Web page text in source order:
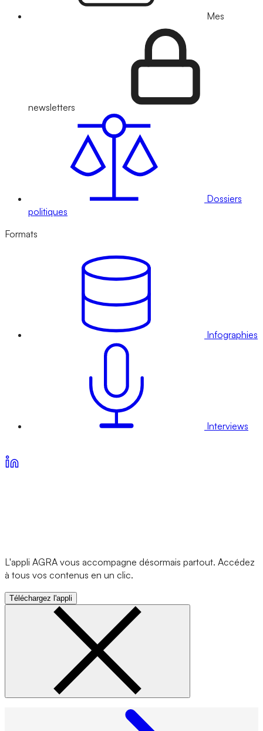
Mes
newsletters
Dossiers
politiques
Formats
Infographies
Interviews
L'appli AGRA vous accompagne désormais partout. Accédez
à tous vos contenus en un clic.
Téléchargez l'appli